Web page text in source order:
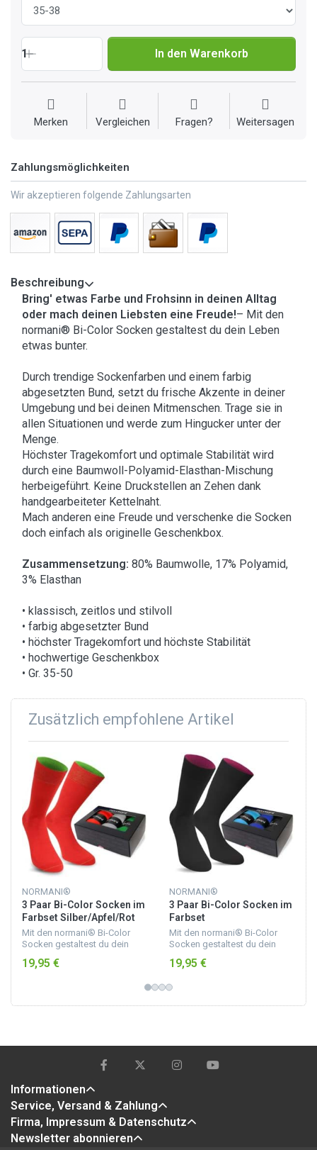
1 In den Warenkorb
Merken Vergleichen Fragen? Weitersagen
Zahlungsmöglichkeiten
Wir akzeptieren folgende Zahlungsarten
Beschreibung
Bring' etwas Farbe und Frohsinn in deinen Alltag
oder mach deinen Liebsten eine Freude!– Mit den
normani® Bi-Color Socken gestaltest du dein Leben
etwas bunter.
Durch trendige Sockenfarben und einem farbig
abgesetzten Bund, setzt du frische Akzente in deiner
Umgebung und bei deinen Mitmenschen. Trage sie in
allen Situationen und werde zum Hingucker unter der
Menge.
Höchster Tragekomfort und optimale Stabilität wird
durch eine Baumwoll-Polyamid-Elasthan-Mischung
herbeigeführt. Keine Druckstellen an Zehen dank
handgearbeiteter Kettelnaht.
Mach anderen eine Freude und verschenke die Socken
doch einfach als originelle Geschenkbox.
Zusammensetzung: 80% Baumwolle, 17% Polyamid,
3% Elasthan
• klassisch, zeitlos und stilvoll
• farbig abgesetzter Bund
• höchster Tragekomfort und höchste Stabilität
• hochwertige Geschenkbox
• Gr. 35-50
Zusätzlich empfohlene Artikel
NORMANI®
3 Paar Bi-Color Socken im
Farbset Silber/Apfel/Rot
Mit den normani® Bi-Color
Socken gestaltest du dein
trendige Sockenfarben und
19,95 €
NORMANI®
3 Paar Bi-Color Socken im
Farbset
Türkis/Schwarz/Royal
Mit den normani® Bi-Color
Socken gestaltest du dein
trendige Sockenfarben und
Bund, setzt du frische Akze...
19,95 €
Informationen
Service, Versand & Zahlung
Firma, Impressum & Datenschutz
Newsletter abonnieren